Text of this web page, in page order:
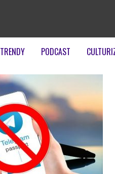
TRENDY PODCAST